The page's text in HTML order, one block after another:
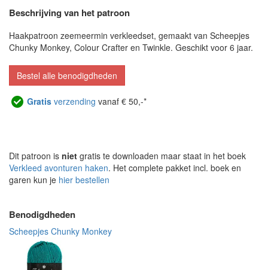
Beschrijving van het patroon
Haakpatroon zeemeermin verkleedset, gemaakt van Scheepjes
Chunky Monkey, Colour Crafter en Twinkle. Geschikt voor 6 jaar.
Bestel alle benodigdheden
Gratis verzending vanaf € 50,-*
Dit patroon is niet gratis te downloaden maar staat in het boek
Verkleed avonturen haken. Het complete pakket incl. boek en
garen kun je hier bestellen
Benodigdheden
Scheepjes Chunky Monkey